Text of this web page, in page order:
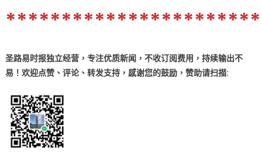
圣路易时报独立经营，专注优质新闻，不收订阅费用，持续输出不
易！欢迎点赞、评论、转发支持，感谢您的鼓励， 赞助请扫描: